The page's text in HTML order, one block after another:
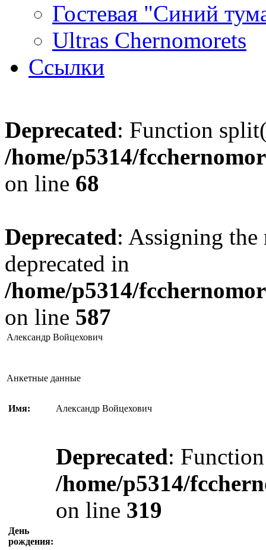
Гостевая "Синий
Ultras Chernomorets
Ссылки
Deprecated: Function
/home/p5314/
on line 68
Deprecated: Assigning the
deprecated in
/home/p5314/
on line 587
Александр Войцехович
Анкетные данные
Имя: Александр Войцехович
День
рождения:
Deprecated:
/home/p5314/
on line 319